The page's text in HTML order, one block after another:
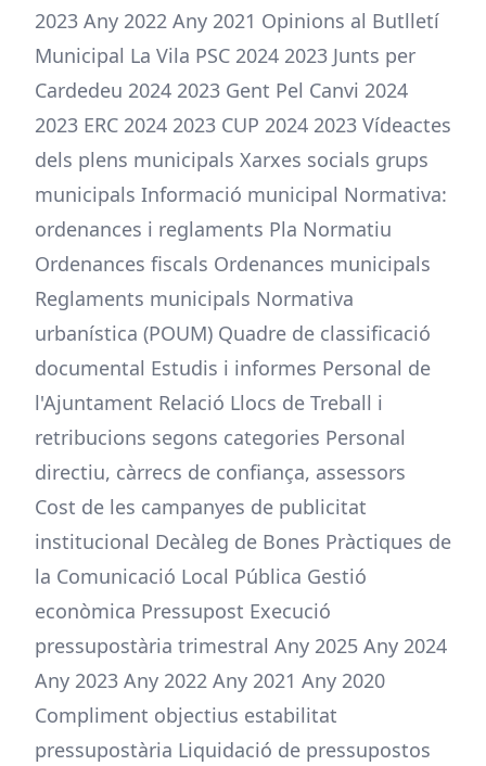
2023 Any 2022 Any 2021 Opinions al Butlletí
Municipal La Vila PSC 2024 2023 Junts per
Cardedeu 2024 2023 Gent Pel Canvi 2024
2023 ERC 2024 2023 CUP 2024 2023 Vídeactes
dels plens municipals Xarxes socials grups
municipals Informació municipal Normativa:
ordenances i reglaments Pla Normatiu
Ordenances fiscals Ordenances municipals
Reglaments municipals Normativa
urbanística (POUM) Quadre de classificació
documental Estudis i informes Personal de
l'Ajuntament Relació Llocs de Treball i
retribucions segons categories Personal
directiu, càrrecs de confiança, assessors
Cost de les campanyes de publicitat
institucional Decàleg de Bones Pràctiques de
la Comunicació Local Pública Gestió
econòmica Pressupost Execució
pressupostària trimestral Any 2025 Any 2024
Any 2023 Any 2022 Any 2021 Any 2020
Compliment objectius estabilitat
pressupostària Liquidació de pressupostos